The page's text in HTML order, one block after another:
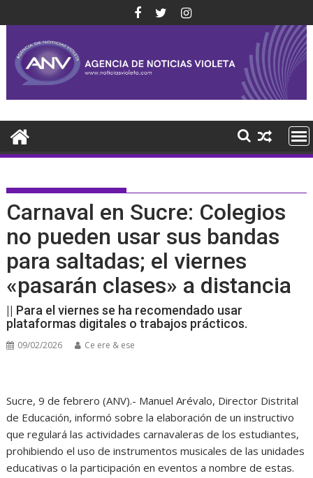
al
contenido
Carnaval en Sucre: Colegios
no pueden usar sus bandas
para saltadas; el viernes
«pasarán clases» a distancia
|| Para el viernes se ha recomendado usar
plataformas digitales o trabajos prácticos.
09/02/2026 Ce ere & ese
Sucre, 9 de febrero (ANV).- Manuel Arévalo, Director Distrital
de Educación, informó sobre la elaboración de un instructivo
que regulará las actividades carnavaleras de los estudiantes,
prohibiendo el uso de instrumentos musicales de las unidades
educativas o la participación en eventos a nombre de estas.